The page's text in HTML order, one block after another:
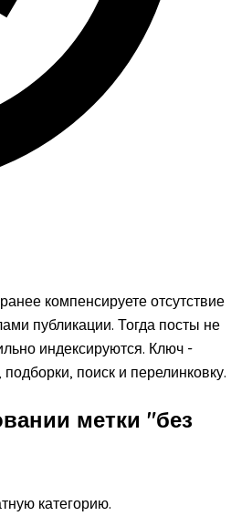
компенсируете отсутствие
публикации. Тогда посты не
индексируются. Ключ -
поиск и перелинковку.
метки "без
категорию.